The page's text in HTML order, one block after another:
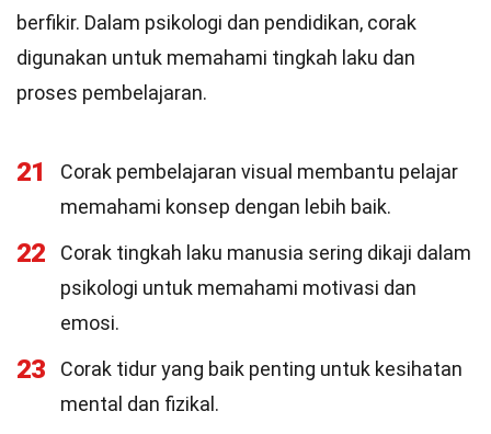
berfikir. Dalam psikologi dan pendidikan, corak
digunakan untuk memahami tingkah laku dan
proses pembelajaran.
21
Corak pembelajaran visual membantu pelajar
memahami konsep dengan lebih baik.
22
Corak tingkah laku manusia sering dikaji dalam
psikologi untuk memahami motivasi dan
emosi.
23
Corak tidur yang baik penting untuk kesihatan
mental dan fizikal.